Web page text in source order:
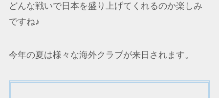
どんな戦いで日本を盛り上げてくれるのか楽しみ
ですね♪
今年の夏は様々な海外クラブが来日されます。